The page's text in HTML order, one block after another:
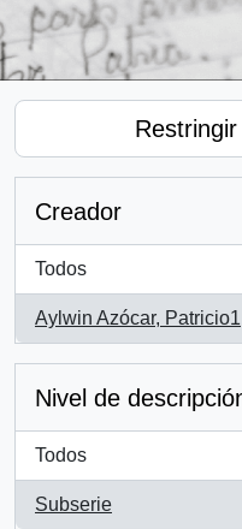
Creador
Todos
Aylwin Azócar, Patricio1
, 1 resultados
Nivel de
Todos
Subserie
, 1 resultados